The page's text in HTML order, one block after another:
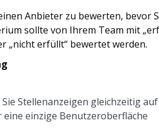
Anbieter zu bewerten, bevor
sollte von Ihrem Team mit
„nicht erfüllt“ bewertet werden.
Stellenanzeigen gleichzeitig
eine einzige Benutzeroberfläche